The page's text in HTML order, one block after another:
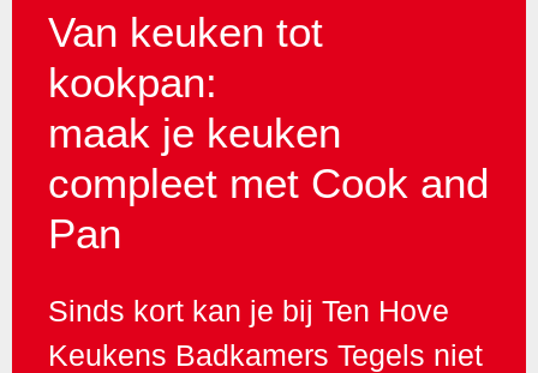
Van keuken tot
kookpan:
maak je keuken
compleet met Cook and
Pan
Sinds kort kan je bij Ten Hove
Keukens Badkamers Tegels niet